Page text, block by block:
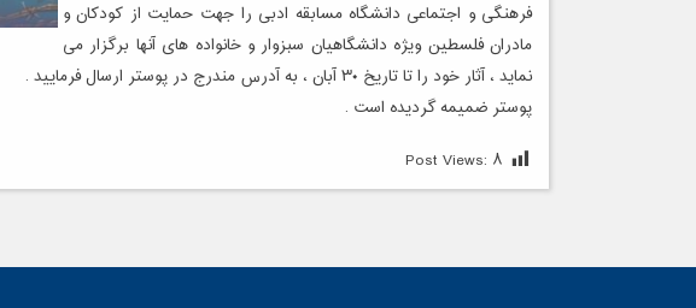
فرهنگی و اجتماعی دانشگاه مسابقه ادبی را جهت حمایت از کودکان و
مادران فلسطین ویژه دانشگاهیان سبزوار و خانواده های آنها برگزار می
نماید ، آثار خود را تا تاریخ ۳۰ آبان ، به آدرس مندرج در پوستر ارسال فرمایید .
پوستر ضمیمه گردیده است .
Post Views: ۸